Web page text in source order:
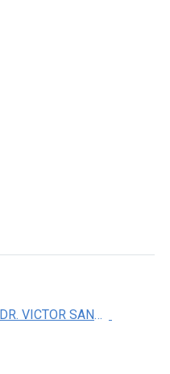
DR. VICTOR SANABRIA AYALA